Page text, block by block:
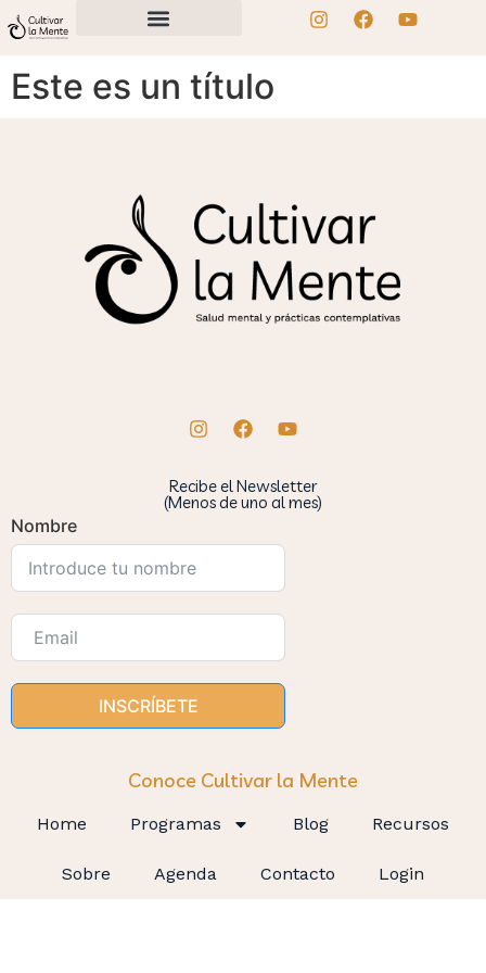
Este es un título
Recibe el Newsletter
(Menos de uno al mes)
Nombre
INSCRÍBETE
Conoce Cultivar la Mente
Home Programas Blog Recursos
Sobre Agenda Contacto Login